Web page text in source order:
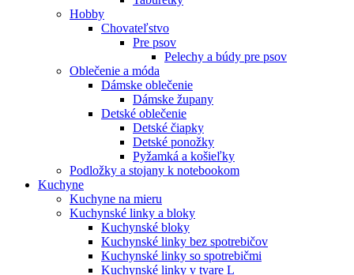
Hobby
Chovateľstvo
Pre psov
Pelechy a búdy pre psov
Oblečenie a móda
Dámske oblečenie
Dámske župany
Detské oblečenie
Detské čiapky
Detské ponožky
Pyžamká a košieľky
Podložky a stojany k notebookom
Kuchyne
Kuchyne na mieru
Kuchynské linky a bloky
Kuchynské bloky
Kuchynské linky bez spotrebičov
Kuchynské linky so spotrebičmi
Kuchynské linky v tvare L